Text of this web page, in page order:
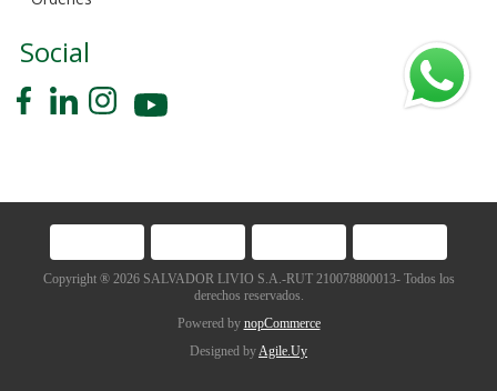
Social
Copyright ® 2026 SALVADOR LIVIO S.A.-RUT 210078800013- Todos los
derechos reservados.
Powered by nopCommerce
Designed byAgile.Uy